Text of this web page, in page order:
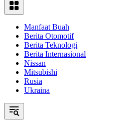
Manfaat Buah
Berita Otomotif
Berita Teknologi
Berita Internasional
Nissan
Mitsubishi
Rusia
Ukraina